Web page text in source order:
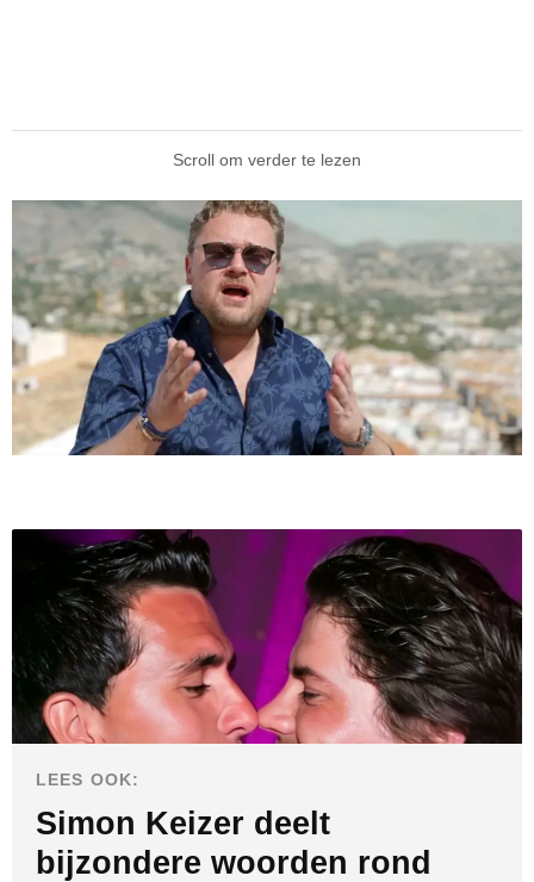
Scroll om verder te lezen
LEES OOK:
Simon Keizer deelt
bijzondere woorden rond